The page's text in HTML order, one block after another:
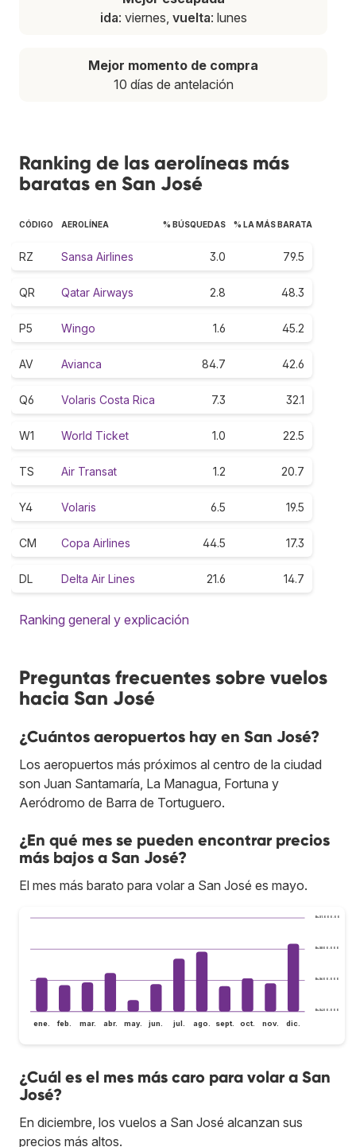
ida: viernes, vuelta: lunes
Mejor momento de compra
10 días de antelación
Ranking de las aerolíneas más
baratas en San José
CÓDIGO AEROLÍNEA % BÚSQUEDAS % LA MÁS BARATA
RZ Sansa Airlines 3.0 79.5
QR Qatar Airways 2.8 48.3
P5 Wingo 1.6 45.2
AV Avianca 84.7 42.6
Q6 Volaris Costa Rica 7.3 32.1
W1 World Ticket 1.0 22.5
TS Air Transat 1.2 20.7
Y4 Volaris 6.5 19.5
CM Copa Airlines 44.5 17.3
DL Delta Air Lines 21.6 14.7
Ranking general y explicación
Preguntas frecuentes sobre vuelos
hacia San José
¿Cuántos aeropuertos hay en San José?
Los aeropuertos más próximos al centro de la ciudad
son Juan Santamaría, La Managua, Fortuna y
Aeródromo de Barra de Tortuguero.
¿En qué mes se pueden encontrar precios
más bajos a San José?
El mes más barato para volar a San José es mayo.
Bs.S400.000
Bs.S600.000
Bs.S800.000
Bs.S1.000.000
ene. feb. mar. abr. may. jun. jul. ago. sept. oct. nov. dic.
¿Cuál es el mes más caro para volar a San
José?
En diciembre, los vuelos a San José alcanzan sus
precios más altos.